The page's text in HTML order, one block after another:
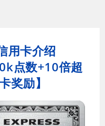
用卡介绍
点数+10倍超
奖励】